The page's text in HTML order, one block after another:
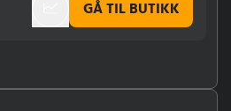
GÅ TIL BUTIKK